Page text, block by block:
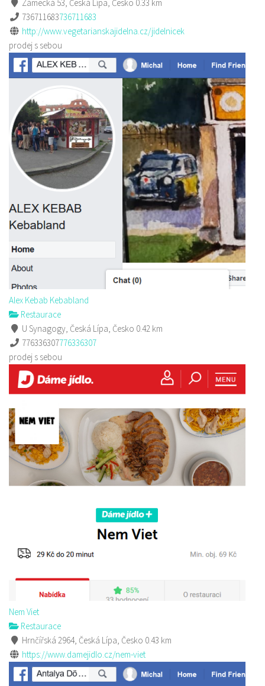
Zámecká 53, Česká Lípa, Česko 0.33 km
736711683736711683
http://www.vegetarianskajidelna.cz/jidelnicek
prodej s sebou
Alex Kebab Kebabland
Restaurace
U Synagogy, Česká Lípa, Česko 0.42 km
776336307776336307
prodej s sebou
Nem Viet
Restaurace
Hrnčířská 2964, Česká Lípa, Česko 0.43 km
https://www.damejidlo.cz/nem-viet